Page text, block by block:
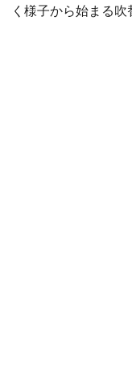
く様子から始まる吹